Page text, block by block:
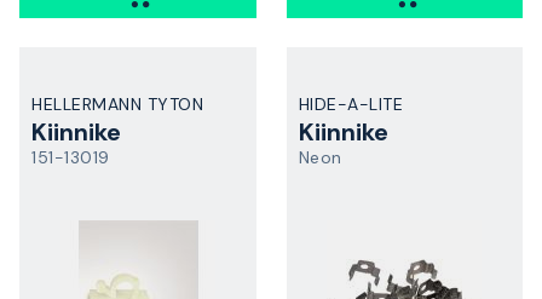
HELLERMANN TYTON
Kiinnike
151-13019
HIDE-A-LITE
Kiinnike
Neon